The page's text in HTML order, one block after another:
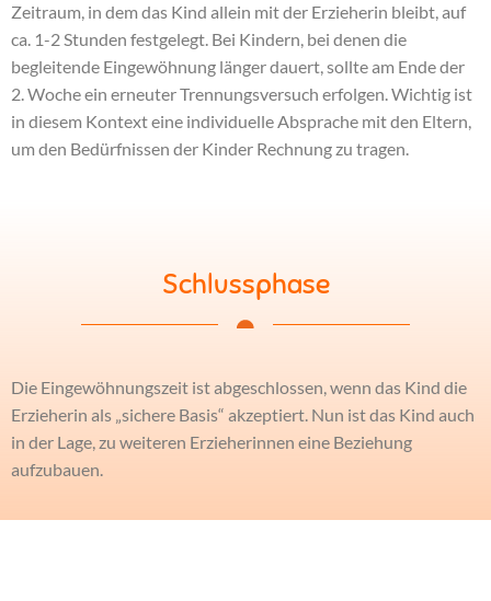
Zeitraum, in dem das Kind allein mit der Erzieherin bleibt, auf
ca. 1-2 Stunden festgelegt. Bei Kindern, bei denen die
begleitende Eingewöhnung länger dauert, sollte am Ende der
2. Woche ein erneuter Trennungsversuch erfolgen. Wichtig ist
in diesem Kontext eine individuelle Absprache mit den Eltern,
um den Bedürfnissen der Kinder Rechnung zu tragen.
Schlussphase
Die Eingewöhnungszeit ist abgeschlossen, wenn das Kind die
Erzieherin als „sichere Basis“ akzeptiert. Nun ist das Kind auch
in der Lage, zu weiteren Erzieherinnen eine Beziehung
aufzubauen.